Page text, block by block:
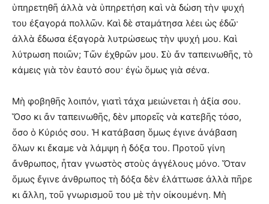
ὑπηρετηθῆ ἀλλὰ νὰ ὑπηρετήση καὶ νὰ δώση τὴν ψυχή
του ἐξαγορά πολλῶν. Καὶ δὲ σταμάτησα λέει ὡς ἐδῶ·
ἀλλὰ ἔδωσα ἐξαγορὰ λυτρώσεως τὴν ψυχή μου. Καὶ
λύτρωση ποιῶν; Τῶν ἐχθρῶν μου. Σὺ ἄν ταπεινωθῆς, τὸ
κάμεις γιὰ τὸν ἑαυτό σου· ἐγὼ ὅμως γιὰ σένα.
Μὴ φοβηθῆς λοιπόν, γιατὶ τάχα μειώνεται ἡ ἀξία σου.
Ὅσο κι ἄν ταπεινωθῆς, δὲν μπορεῖς νὰ κατεβῆς τόσο,
ὅσο ὁ Κύριός σου. Ἡ κατάβαση ὅμως ἐγινε ἀνάβαση
ὅλων κι ἔκαμε νὰ λάμψη ἡ δόξα του. Προτοῦ γίνη
ἄνθρωπος, ἦταν γνωστὸς στοὺς ἀγγέλους μόνο. Ὅταν
ὅμως ἔγινε ἀνθρωπος τὴ δόξα δὲν ἐλάττωσε ἀλλὰ πῆρε
κι ἄλλη, τοῦ γνωρισμοῦ του μὲ τὴν οἰκουμένη. Μὴ